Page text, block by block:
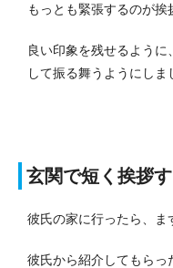
もっとも緊張するのが挨
良い印象を残せるよう
して振る舞うようにしま
玄関で短く挨拶
彼氏の家に行ったら、ま
彼氏から紹介してもらっ